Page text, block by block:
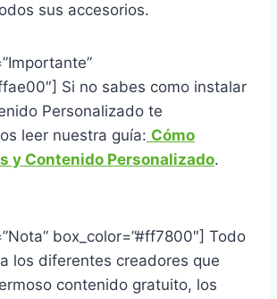
sus accesorios.
Si no sabes como instalar
Personalizado te
leer nuestra guía: Cómo
y Contenido Personalizado.
box_color=”#ff7800″] Todo
los diferentes creadores que
contenido gratuito, los